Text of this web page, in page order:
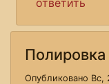
Полировка
Опубликовано Вс,